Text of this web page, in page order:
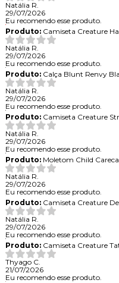
Natália R.
29/07/2026
Eu recomendo esse produto.
Produto:Camiseta Creature
Natália R.
29/07/2026
Eu recomendo esse produto.
Produto:Calça Blunt Renvy
Natália R.
29/07/2026
Eu recomendo esse produto.
Produto:Camiseta Creature
Natália R.
29/07/2026
Eu recomendo esse produto.
Produto:Moletom Child
Natália R.
29/07/2026
Eu recomendo esse produto.
Produto:Camiseta Creature
Natália R.
29/07/2026
Eu recomendo esse produto.
Produto:Camiseta Creature
Thyago C.
21/07/2026
Eu recomendo esse produto.